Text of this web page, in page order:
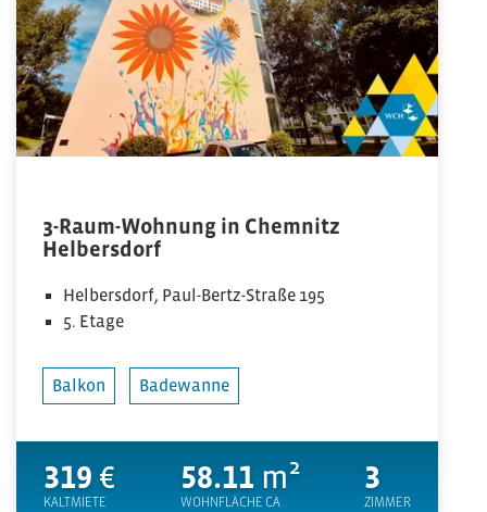
3-Raum-Wohnung in Chemnitz
Helbersdorf
Helbersdorf, Paul-Bertz-Straße 195
5. Etage
Balkon Badewanne
319 €
KALTMIETE
58.11 m²
WOHNFLÄCHE CA.
3
ZIMMER